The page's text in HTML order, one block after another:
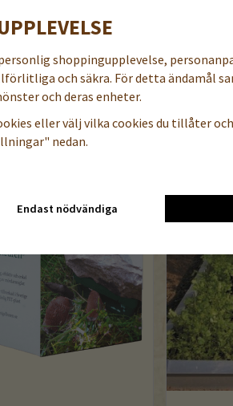
södra Sverige
säsongen, helst
kan övervintra
DENNA PRODUKT
shoppingupplevelse,
och säkra. För detta ändamål
och deras enheter.
eller välj vilka cookies du tillåter
nedan.
Endast nödvändiga